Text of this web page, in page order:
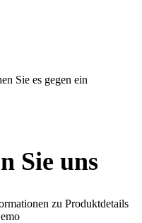
Sie es gegen ein
Sie uns
zu Produktdetails